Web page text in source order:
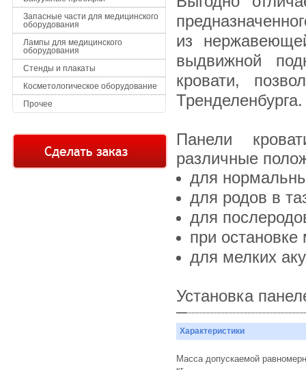
Запасные части для медицинского
оборудования
Лампы для медицинского
оборудования
Стенды и плакаты
Косметологическое оборудование
Прочее
из
выдвижной
кровати,
Тренделенбурга.
Панели
различные
для
для родов в
для
при остановке
для мелких
Установка
Характеристики
Масса допускаемой